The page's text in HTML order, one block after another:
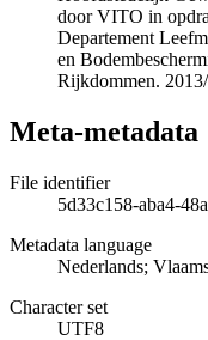
door VITO in
Departement
en
Rijkdommen.
Meta-metadata
File identifier
5d33c158-aba4-
Metadata language
Nederlands;
Character set
UTF8